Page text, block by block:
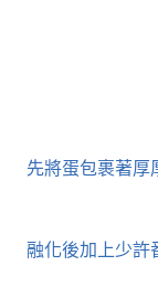
先將蛋包裹著厚
融化後加上少許